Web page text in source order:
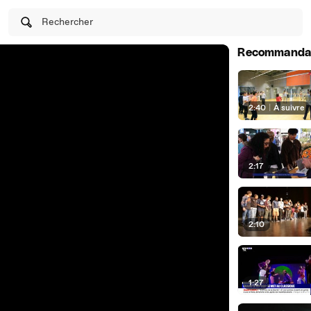
Rechercher
2:40 À suivre
2:17
2:10
1:27